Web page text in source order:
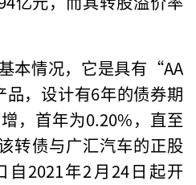
本情况，它是具有“AA
，设计有6年的债券期
，首年为0.20%，直至
转债与广汇汽车的正股
自2021年2月24日起开